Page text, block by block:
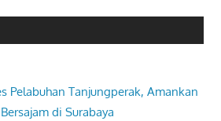
Pelabuhan Tanjungperak, Amankan
di Surabaya